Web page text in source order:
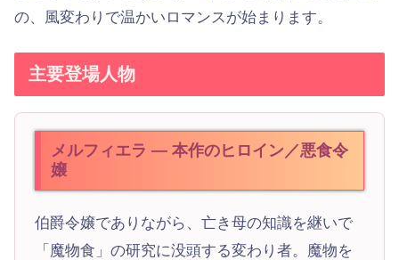
の、風変わりで温かいロマンスが始まります。
主要登場人物
メルフィエラ — 本作のヒロイン／悪食令
嬢
伯爵令嬢でありながら、亡き母の知識を継いで
「魔物食」の研究に没頭する変わり者。魔物を